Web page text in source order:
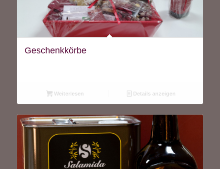
Geschenkkörbe
Weiterlesen Details anzeigen